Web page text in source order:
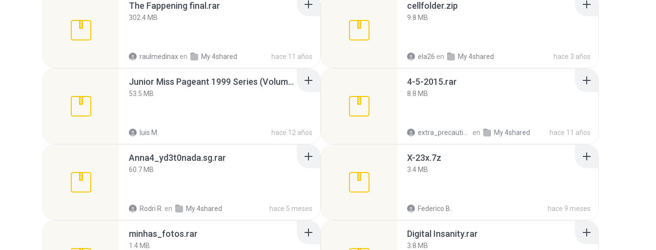
The Fappening final.rar
302.4 MB
raulmedinax en My 4shared hace 11 años
cellfolder.zip
9.8 MB
ela26 en My 4shared hace 3 años
Junior Miss Pageant 1999 Series (Volume I Part I NC 6).7z
53.5 MB
luis M. hace 12 años
4-5-2015.rar
8.8 MB
en My 4shared hace 11 años
Anna4_yd3t0nada.sg.rar
60.7 MB
Rodri R. en My 4shared hace 5 meses
X-23x.7z
3.4 MB
Federico B. hace 9 meses
minhas_fotos.rar
1.4 MB
Digital Insanity.rar
3.8 MB